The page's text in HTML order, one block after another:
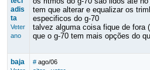
adis
ta
Veter
ano
tem que alterar e equalizar os
especificos do g-70
talvez alguma coisa fique de fora
que o g-70 tem mais opções do
baja # ago/06